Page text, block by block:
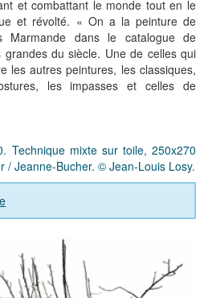
et combattant le monde tout en le
et révolté. « On a la peinture de
Marmande dans le catalogue de
grandes du siècle. Une de celles qui
les autres peintures, les classiques,
les impasses et celles de
Technique mixte sur toile, 250x270
/ Jeanne-Bucher. © Jean-Louis Losy.